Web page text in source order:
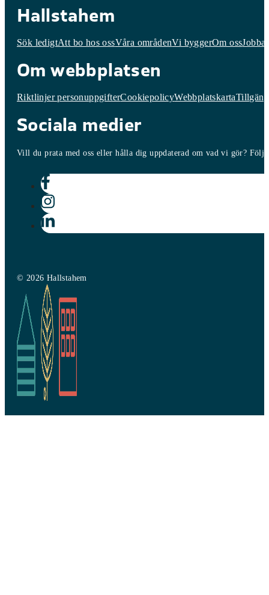
Hallstahem
Sök ledigtAtt bo hos ossVåra områdenVi byggerOm ossJobba
Om webbplatsen
Riktlinjer personuppgifterCookiepolicyWebbplatskarta
Sociala medier
Vill du prata med oss eller hålla dig uppdaterad om vad vi gör? Följ
© 2026 Hallstahem